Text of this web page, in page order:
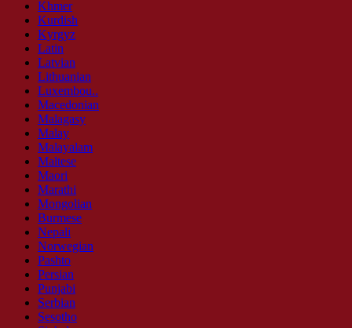
Khmer
Kurdish
Kyrgyz
Latin
Latvian
Lithuanian
Luxembou..
Macedonian
Malagasy
Malay
Malayalam
Maltese
Maori
Marathi
Mongolian
Burmese
Nepali
Norwegian
Pashto
Persian
Punjabi
Serbian
Sesotho